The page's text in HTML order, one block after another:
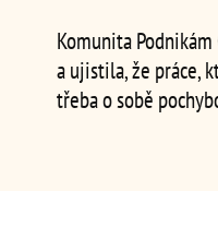
Komunita
a ujistila, že práce,
třeba o sobě